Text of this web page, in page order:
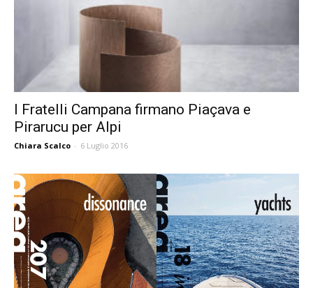
I Fratelli Campana firmano Piaçava e
Pirarucu per Alpi
Chiara Scalco - 6 Luglio 2016